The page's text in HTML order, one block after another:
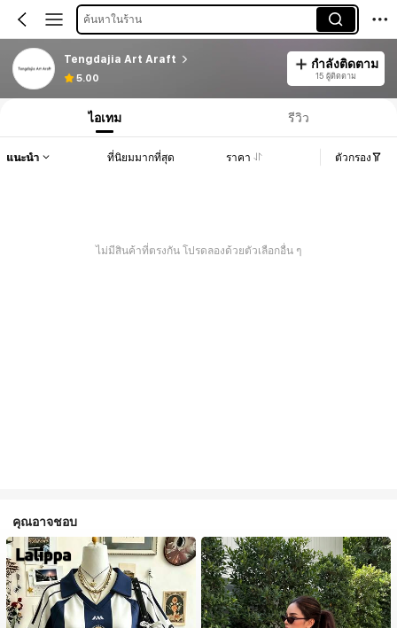
ค้นหาในร้าน
Tengdajia Art Araft
5.00
กำลังติดตาม
15 ผู้ติดตาม
ไอเทม รีวิว
แนะนำ ที่นิยมมากที่สุด ราคา ตัวกรอง
ไม่มีสินค้าที่ตรงกัน โปรดลองด้วยตัวเลือกอื่น ๆ
คุณอาจชอบ